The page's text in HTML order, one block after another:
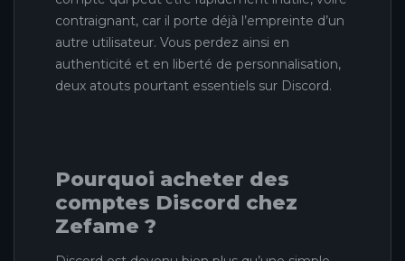
contraignant, car il porte déjà l’empreinte d’un
autre utilisateur. Vous perdez ainsi en
authenticité et en liberté de personnalisation,
deux atouts pourtant essentiels sur Discord.
Pourquoi acheter des
comptes Discord chez
Zefame ?